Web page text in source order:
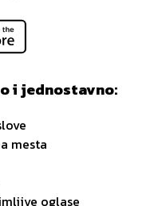
i jednostavno:
mesta
oglase